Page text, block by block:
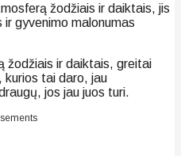
žodžiais ir daiktais, jis
gyvenimo malonumas
žodžiais ir daiktais, greitai
kurios tai daro, jau
jos jau juos turi.